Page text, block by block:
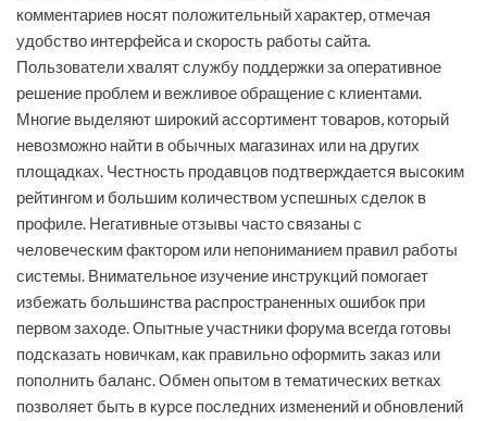
комментариев носят положительный характер, отмечая
удобство интерфейса и скорость работы сайта.
Пользователи хвалят службу поддержки за оперативное
решение проблем и вежливое обращение с клиентами.
Многие выделяют широкий ассортимент товаров, который
невозможно найти в обычных магазинах или на других
площадках. Честность продавцов подтверждается высоким
рейтингом и большим количеством успешных сделок в
профиле. Негативные отзывы часто связаны с
человеческим фактором или непониманием правил работы
системы. Внимательное изучение инструкций помогает
избежать большинства распространенных ошибок при
первом заходе. Опытные участники форума всегда готовы
подсказать новичкам, как правильно оформить заказ или
пополнить баланс. Обмен опытом в тематических ветках
позволяет быть в курсе последних изменений и обновлений